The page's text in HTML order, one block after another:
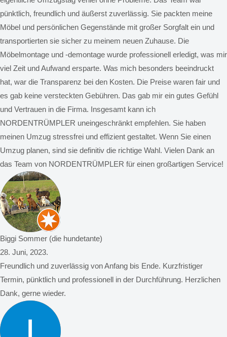
pünktlich, freundlich und äußerst zuverlässig. Sie packten meine
Möbel und persönlichen Gegenstände mit großer Sorgfalt ein und
transportierten sie sicher zu meinem neuen Zuhause. Die
Möbelmontage und -demontage wurde professionell erledigt, was mir
viel Zeit und Aufwand ersparte. Was mich besonders beeindruckt
hat, war die Transparenz bei den Kosten. Die Preise waren fair und
es gab keine versteckten Gebühren. Das gab mir ein gutes Gefühl
und Vertrauen in die Firma. Insgesamt kann ich
NORDENTRÜMPLER uneingeschränkt empfehlen. Sie haben
meinen Umzug stressfrei und effizient gestaltet. Wenn Sie einen
Umzug planen, sind sie definitiv die richtige Wahl. Vielen Dank an
das Team von NORDENTRÜMPLER für einen großartigen Service!
Biggi Sommer (die hundetante)
28. Juni, 2023.
Freundlich und zuverlässig von Anfang bis Ende. Kurzfristiger
Termin, pünktlich und professionell in der Durchführung. Herzlichen
Dank, gerne wieder.